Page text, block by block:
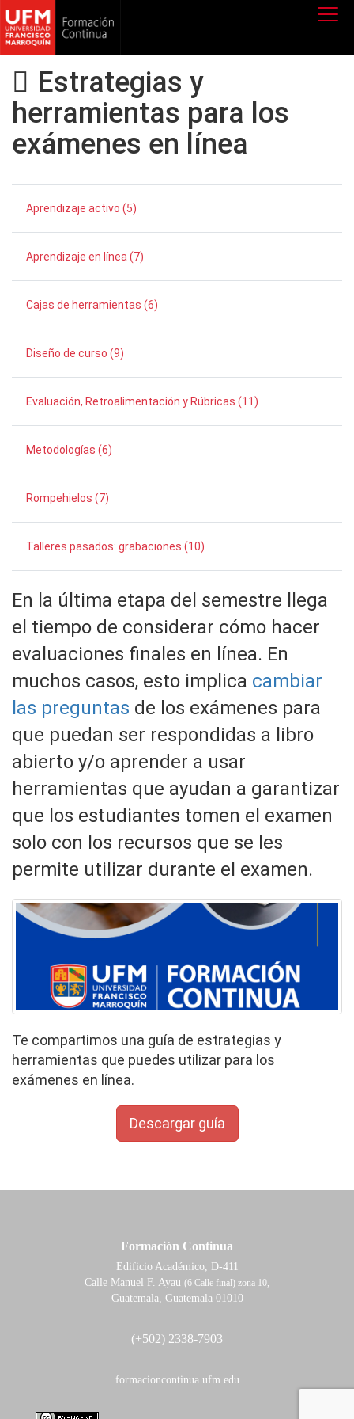
Estrategias y
herramientas para los
exámenes en línea
Aprendizaje activo (5)
Aprendizaje en línea (7)
Cajas de herramientas (6)
Diseño de curso (9)
Evaluación, Retroalimentación y Rúbricas (11)
Metodologías (6)
Rompehielos (7)
Talleres pasados: grabaciones (10)
En la última etapa del semestre llega
el tiempo de considerar cómo hacer
evaluaciones finales en línea. En
muchos casos, esto implica cambiar
las preguntas de los exámenes para
que puedan ser respondidas a libro
abierto y/o aprender a usar
herramientas que ayudan a garantizar
que los estudiantes tomen el examen
solo con los recursos que se les
permite utilizar durante el examen.
Te compartimos una guía de estrategias y
herramientas que puedes utilizar para los
exámenes en línea.
Descargar guía
Formación Continua
Edificio Académico, D-411
Calle Manuel F. Ayau (6 Calle final) zona 10,
Guatemala, Guatemala 01010
(+502) 2338-7903
formacioncontinua.ufm.edu